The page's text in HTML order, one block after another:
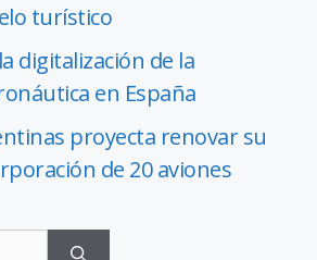
turístico
digitalización de la
en España
proyecta renovar su
de 20 aviones